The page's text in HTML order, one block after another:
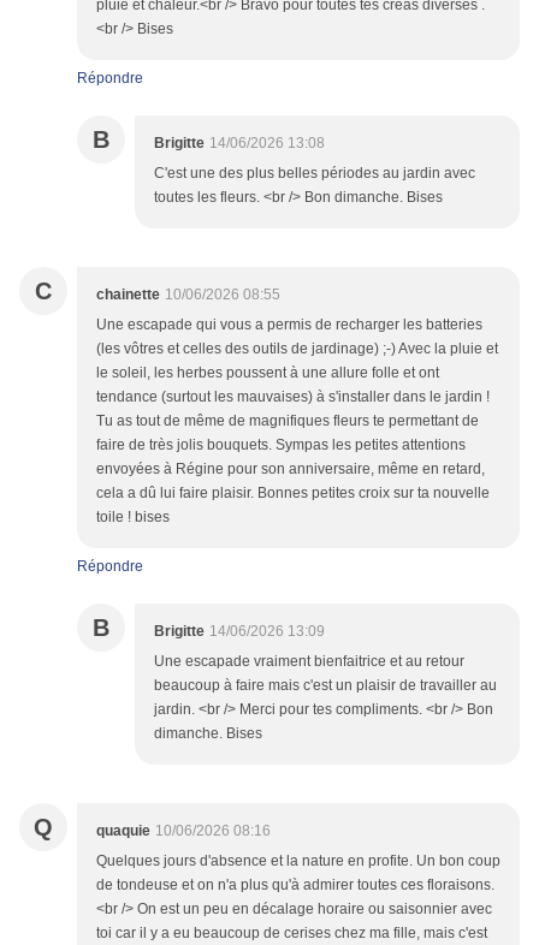
pluie et chaleur.<br /> Bravo pour toutes tes créas diverses .
<br /> Bises
Répondre
B Brigitte 14/06/2026 13:08
C'est une des plus belles périodes au jardin avec
toutes les fleurs. <br /> Bon dimanche. Bises
C chainette 10/06/2026 08:55
Une escapade qui vous a permis de recharger les batteries
(les vôtres et celles des outils de jardinage) ;-) Avec la pluie et
le soleil, les herbes poussent à une allure folle et ont
tendance (surtout les mauvaises) à s'installer dans le jardin !
Tu as tout de même de magnifiques fleurs te permettant de
faire de très jolis bouquets. Sympas les petites attentions
envoyées à Régine pour son anniversaire, même en retard,
cela a dû lui faire plaisir. Bonnes petites croix sur ta nouvelle
toile ! bises
Répondre
B Brigitte 14/06/2026 13:09
Une escapade vraiment bienfaitrice et au retour
beaucoup à faire mais c'est un plaisir de travailler au
jardin. <br /> Merci pour tes compliments. <br /> Bon
dimanche. Bises
Q quaquie 10/06/2026 08:16
Quelques jours d'absence et la nature en profite. Un bon coup
de tondeuse et on n'a plus qu'à admirer toutes ces floraisons.
<br /> On est un peu en décalage horaire ou saisonnier avec
toi car il y a eu beaucoup de cerises chez ma fille, mais c'est